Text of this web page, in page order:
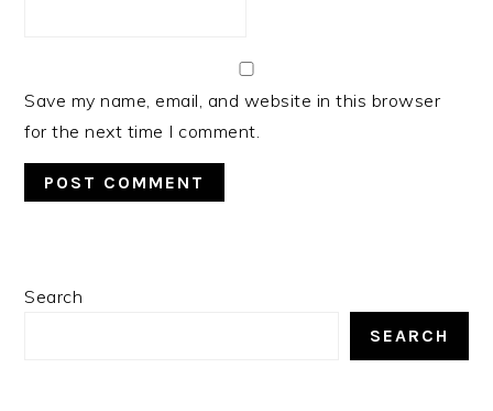
Save my name, email, and website in this browser
for the next time I comment.
PRIMARY
Search
SEARCH